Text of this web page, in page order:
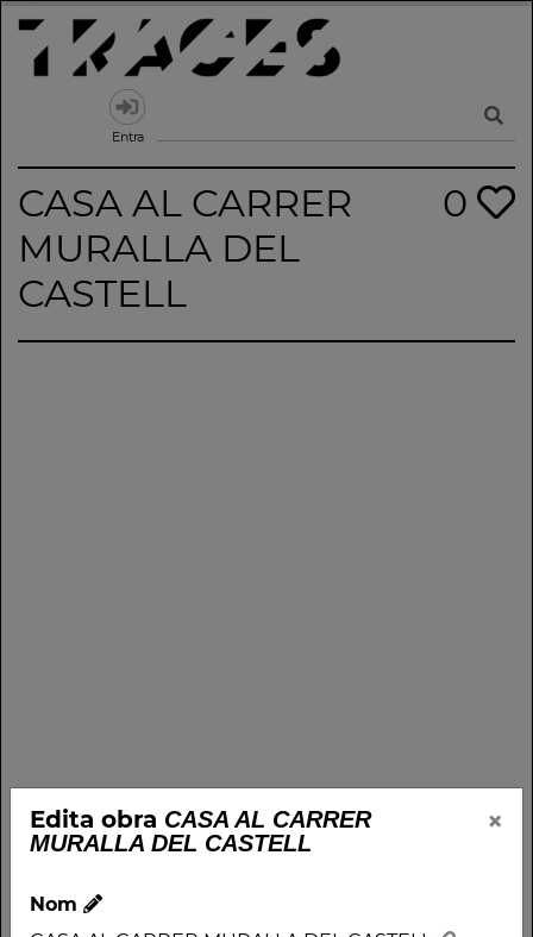
Skip
content
Un mapa de la memòria obert a tothom
Entra
CASA AL CARRER
MURALLA DEL
CASTELL
0
Edita obra CASA AL CARRER
MURALLA DEL CASTELL
×
Nom